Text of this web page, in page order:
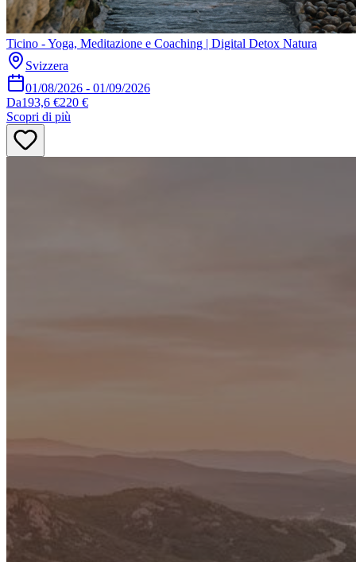
Ticino - Yoga, Meditazione e Coaching | Digital Detox Natura
Svizzera
01/08/2026 - 01/09/2026
Da193,6 €220 €
Scopri di più